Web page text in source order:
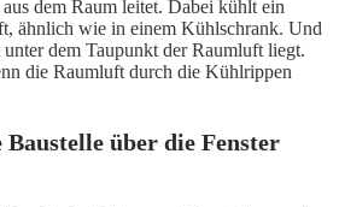
dem Raum leitet. Dabei kühlt ein
ähnlich wie in einem Kühlschrank. Und
dem Taupunkt der Raumluft liegt.
die Raumluft durch die Kühlrippen
über die Fenster